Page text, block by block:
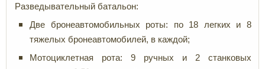
Разведывательный батальон:
Две бронеавтомобильных роты: по 18 легких и 8
тяжелых бронеавтомобилей, в каждой;
Мотоциклетная рота: 9 ручных и 2 станковых